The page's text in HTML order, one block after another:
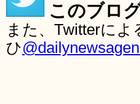
このブロ
また、Twitterに
ひ